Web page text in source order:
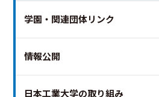
学園・関連団体リンク
情報公開
日本工業大学の取り組み
特別ダイヤ（オープンキャンパス）
運休日
未定 本日